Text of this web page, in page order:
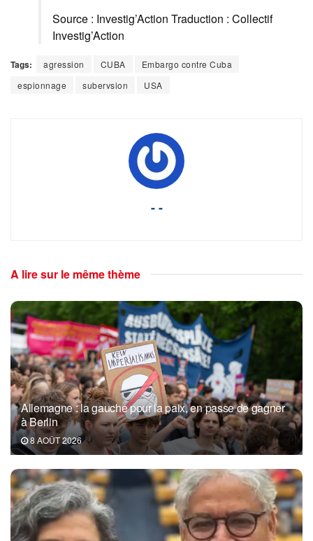
Source : Investig’Action Traduction : Collectif
Investig’Action
Tags: agression CUBA
Embargo contre Cuba
espionnage
subervsion USA
- -
A lire sur le même thème
Allemagne : la gauche pour la paix, en passe de gagner
à Berlin
8 AOÛT 2026